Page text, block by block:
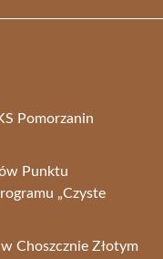
Pomorzanin
Punktu
„Czyste
Choszcznie Złotym